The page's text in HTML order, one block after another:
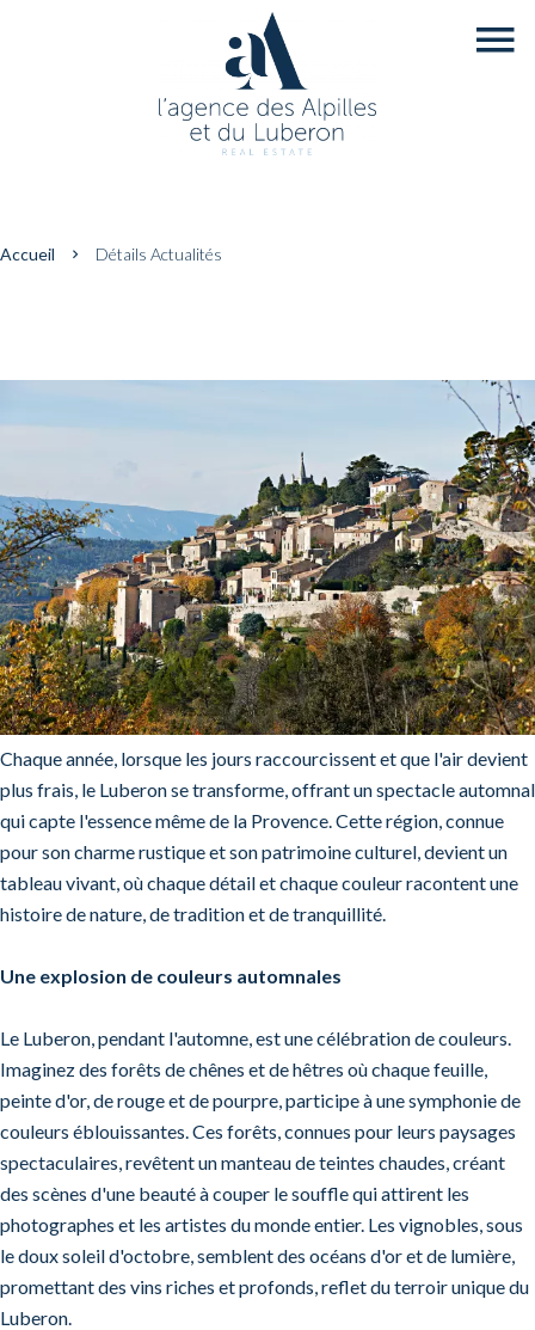
Accueil Détails Actualités
Chaque année, lorsque les jours raccourcissent et que l'air devient
plus frais, le Luberon se transforme, offrant un spectacle automnal
qui capte l'essence même de la Provence. Cette région, connue
pour son charme rustique et son patrimoine culturel, devient un
tableau vivant, où chaque détail et chaque couleur racontent une
histoire de nature, de tradition et de tranquillité.
Une explosion de couleurs automnales
Le Luberon, pendant l'automne, est une célébration de couleurs.
Imaginez des forêts de chênes et de hêtres où chaque feuille,
peinte d'or, de rouge et de pourpre, participe à une symphonie de
couleurs éblouissantes. Ces forêts, connues pour leurs paysages
spectaculaires, revêtent un manteau de teintes chaudes, créant
des scènes d'une beauté à couper le souffle qui attirent les
photographes et les artistes du monde entier. Les vignobles, sous
le doux soleil d'octobre, semblent des océans d'or et de lumière,
promettant des vins riches et profonds, reflet du terroir unique du
Luberon.